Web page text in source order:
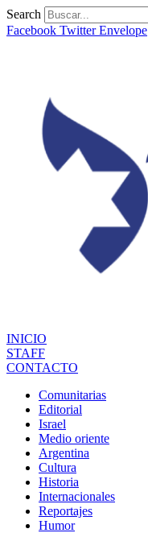
Ir
al
Search
Facebook Twitter Envelope
INICIO
STAFF
CONTACTO
Comunitarias
Editorial
Israel
Medio oriente
Argentina
Cultura
Historia
Internacionales
Reportajes
Humor